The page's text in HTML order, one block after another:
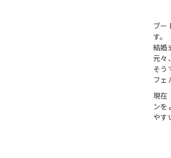
ブー
す。
結婚
元々
そう
フェ
現在
ン
やす